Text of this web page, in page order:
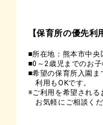
【保育所の優先利
■所在地：熊本市中央
■0～2歳児までのお子
■希望の保育所入園ま
利用もOKです。
※ご利用を希望され
お気軽にご相談くだ